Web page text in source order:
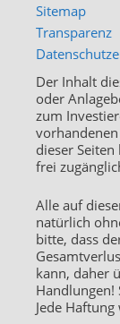
Sitemap
Transparenz
Der Inhalt
oder
zum
dieser
frei
Alle auf
natürlich
bitte, dass
kann, daher
Jede